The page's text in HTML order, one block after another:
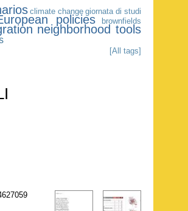
climate change giornata di studi
policies brownfields
neighborhood tools
[All tags]